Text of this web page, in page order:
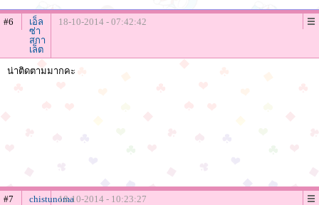
#6
เอ็ล
ซ่า
สกา
เล็ต
18-10-2014 - 07:42:42
น่าติดตามมากคะ
#7 chistunoma18-10-2014 - 10:23:27